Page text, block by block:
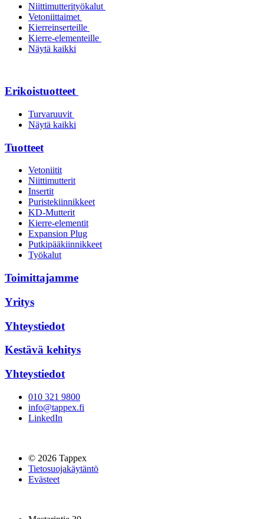
Niittimutterityökalut
Vetoniittaimet
Kierreinserteille
Kierre-elementeille
Näytä kaikki
Erikoistuotteet
Turvaruuvit
Näytä kaikki
Tuotteet
Vetoniitit
Niittimutterit
Insertit
Puristekiinnikkeet
KD-Mutterit
Kierre-elementit
Expansion Plug
Putkipääkiinnikkeet
Työkalut
Toimittajamme
Yritys
Yhteystiedot
Kestävä kehitys
Yhteystiedot
010 321 9800
info@tappex.fi
LinkedIn
© 2026 Tappex
Tietosuojakäytäntö
Evästeet